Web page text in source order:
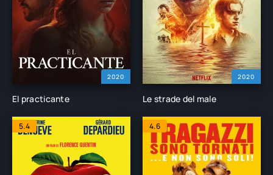
2020
El practicante
2020
Le strade del male
5.4 4.6